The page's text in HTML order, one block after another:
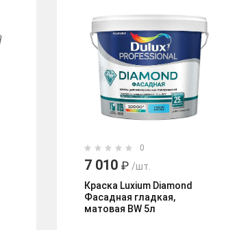
0
7 010 ₽ /шт.
Краска Luxium Diamond
Фасадная гладкая,
матовая BW 5л